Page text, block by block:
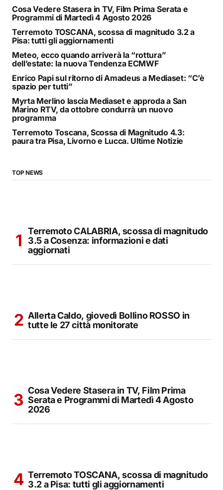
Cosa Vedere Stasera in TV, Film Prima Serata e
Programmi di Martedì 4 Agosto 2026
Terremoto TOSCANA, scossa di magnitudo 3.2 a
Pisa: tutti gli aggiornamenti
Meteo, ecco quando arriverà la “rottura”
dell’estate: la nuova Tendenza ECMWF
Enrico Papi sul ritorno di Amadeus a Mediaset: “C’è
spazio per tutti”
Myrta Merlino lascia Mediaset e approda a San
Marino RTV, da ottobre condurrà un nuovo
programma
Terremoto Toscana, Scossa di Magnitudo 4.3:
paura tra Pisa, Livorno e Lucca. Ultime Notizie
TOP NEWS
Terremoto CALABRIA, scossa di magnitudo
3.5 a Cosenza: informazioni e dati
aggiornati
Allerta Caldo, giovedì Bollino ROSSO in
tutte le 27 città monitorate
Cosa Vedere Stasera in TV, Film Prima
Serata e Programmi di Martedì 4 Agosto
2026
Terremoto TOSCANA, scossa di magnitudo
3.2 a Pisa: tutti gli aggiornamenti